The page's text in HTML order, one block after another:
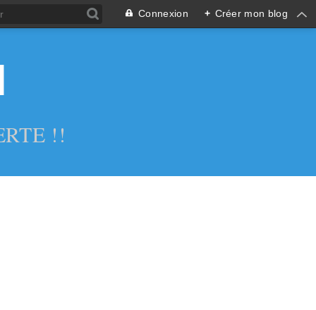
Connexion + Créer mon blog
!!